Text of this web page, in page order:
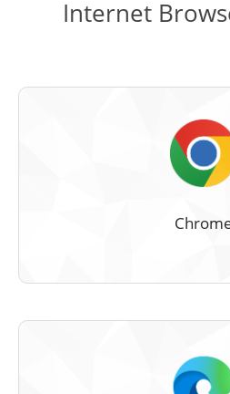
Internet